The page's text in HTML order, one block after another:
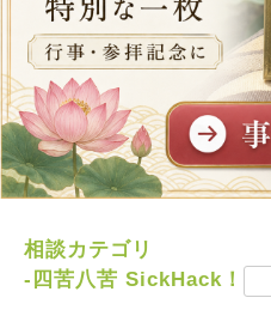
相談カテゴリ
-四苦八苦 SickHack！